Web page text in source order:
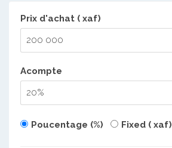
Prix d'achat ( xaf)
Acompte
Poucentage (%) Fixed ( xaf)